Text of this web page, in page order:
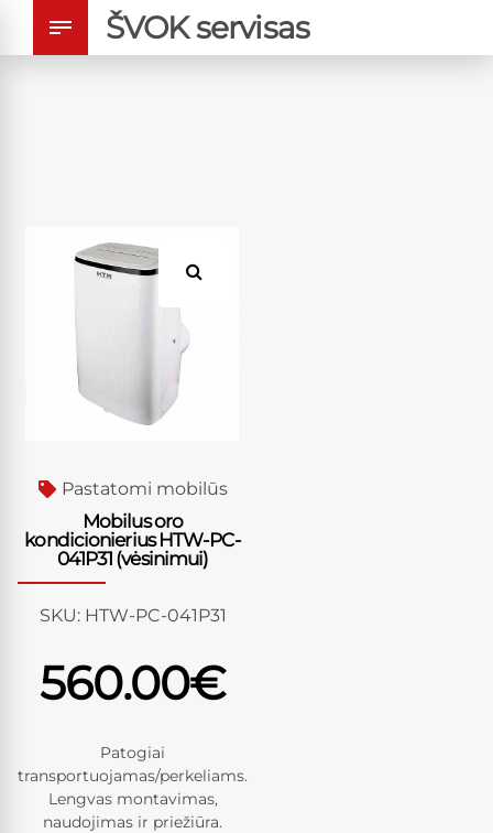
ŠVOK servisas
Pastatomi mobilūs
Mobilus oro
kondicionierius HTW-PC-
041P31 (vėsinimui)
SKU: HTW-PC-041P31
560.00€
Patogiai
transportuojamas/perkeliams.
Lengvas montavimas,
naudojimas ir priežiūra.